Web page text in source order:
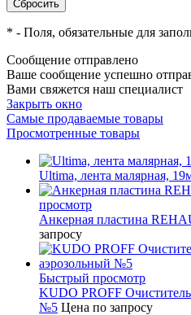
* - Поля, обязательные для
Сообщение отправлено
Ваше сообщение успешно
Вами свяжется наш специалист
Закрыть окно
Самые продаваемые товары
Просмотренные товары
Ultima, лента малярная,
просмотр
Анкерная пластина
запросу
Быстрый просмотр
KUDO PROFF
№5 Цена по запросу